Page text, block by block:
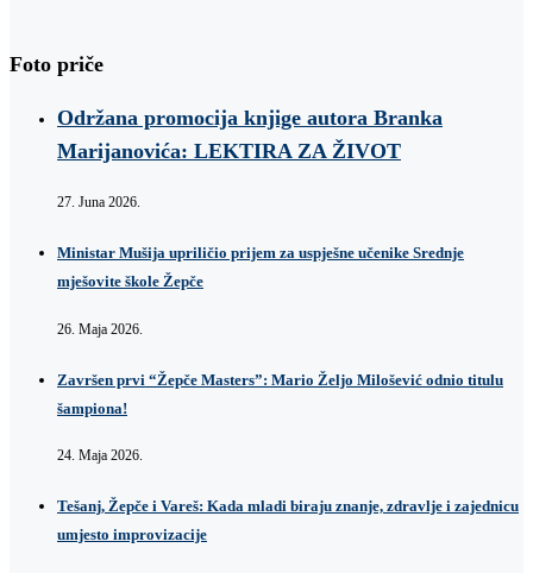
Foto priče
Održana promocija knjige autora Branka
Marijanovića: LEKTIRA ZA ŽIVOT
27. Juna 2026.
Ministar Mušija upriličio prijem za uspješne učenike Srednje
mješovite škole Žepče
26. Maja 2026.
Završen prvi “Žepče Masters”: Mario Željo Milošević odnio titulu
šampiona!
24. Maja 2026.
Tešanj, Žepče i Vareš: Kada mladi biraju znanje, zdravlje i zajednicu
umjesto improvizacije